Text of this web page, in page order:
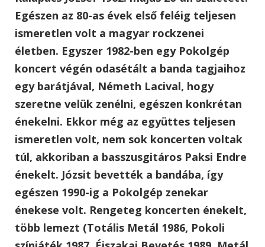
Egészen az 80-as évek első feléig teljesen
ismeretlen volt a magyar rockzenei
életben. Egyszer 1982-ben egy Pokolgép
koncert végén odasétált a banda tagjaihoz
egy barátjával, Németh Lacival, hogy
szeretne velük zenélni, egészen konkrétan
énekelni. Ekkor még az együttes teljesen
ismeretlen volt, nem sok koncerten voltak
túl, akkoriban a basszusgitáros Paksi Endre
énekelt. Józsit bevették a bandába, így
egészen 1990-ig a Pokolgép zenekar
énekese volt. Rengeteg koncerten énekelt,
több lemezt (Totális Metál 1986, Pokoli